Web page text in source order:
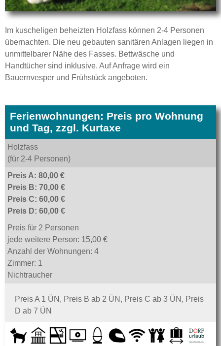
Im kuscheligen beheizten Holzfass können 2-4 Personen
übernachten. Die neu gebauten sanitären Anlagen liegen in
unmittelbarer Nähe des Fasses. Bettwäsche und
Handtücher sind inklusive. Auf Anfrage wird ein
Bauernvesper und Frühstück angeboten.
Ferienwohnungen: Preis pro Wohnung
und Tag, zzgl. Kurtaxe
Holzfass
(für 2-4 Personen)
Preis A: 80,00 €
Preis B: 70,00 €
Preis C: 60,00 €
Preis D: 60,00 €
Preis für 2 Personen
jede weitere Person: 15,00 €
Anzahl der Wohnungen: 4
Zimmer: 1
Nichtraucher
Preis A 1 ÜN, Preis B ab 2 ÜN, Preis C ab 3 ÜN, Preis
D ab 7 ÜN